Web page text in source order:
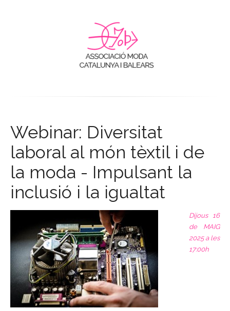
Webinar: Diversitat
laboral al món tèxtil i de
la moda - Impulsant la
inclusió i la igualtat
Dijous 16
de MAIG
2025 a les
17:00h